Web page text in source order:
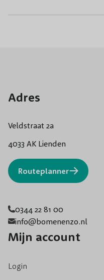
Adres
Veldstraat 2a
4033 AK Lienden
Routeplanner
0344 22 81 00
info@bomenenzo.nl
Mijn account
Login